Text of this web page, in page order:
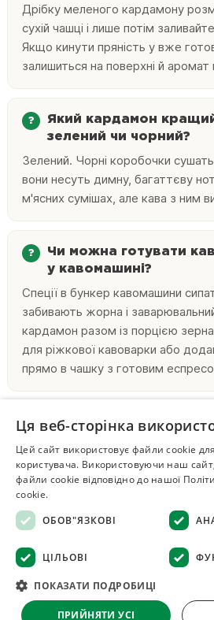
Дрібку меленого кардамону
сухій чашці і лише потім
Якщо кинути пряність у вже
залишиться на поверхні й
Який кардамон
зелений чи чорний?
Зелений. Чорні коробочки сушать
вони несуть димну, багаттєву
м'ясних сумішах, але кава з ним
Чи можна готувати
у кавомашині?
Спеції в бункер кавомашини
забивають жорна і
кардамон разом із порцією
для ріжкової кавоварки або
прямо в чашку з готовим
Чим корисна кава з
З кулінарного погляду кардамон
робить напій ароматнішим без
пряність традиційно додають у
гастрономічний звичай, а не
розбір складу кардамону — в
кави?
Так, необсмажені зерна дають
Ця веб-сторінка
Цей сайт використовує файли cookie
користувача. Використовуючи наш
файли cookie відповідно до нашої
cookie.
ОБОВ"ЯЗКОВІ
ЦІЛЬОВІ
ПОКАЗАТИ ПОДРОБИЦІ
ПРИЙНЯТИ УСІ